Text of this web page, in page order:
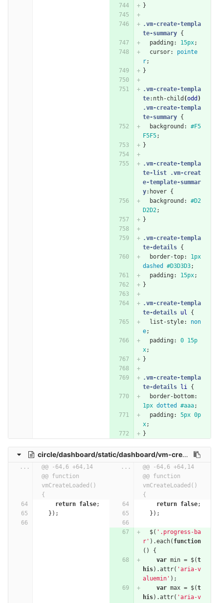
}
.vm-create-templa
te-summary {
padding : 15px;
cursor:
pointe
r;
}
.vm-create-templa
te:nth-child (odd )
.vm-create-templa
te-summary {
background :
#F5
F5F5;
}
.vm-create-templa
te-list
.vm-creat
e-template-summar
y:hover {
background :
#D2
D2D2;
}
.vm-create-templa
te-details {
border-top:
1px
dashed
#D3D3D3;
padding : 15px;
}
.vm-create-templa
te-details ul
{
list-style:
non
e;
padding : 0 15p
x;
}
.vm-create-templa
te-details
li {
border-bottom:
1px dotted #aaa;
padding : 5px 0p
x;
}
circle/dashboard/static/dashboard/vm-create.js
...
@@ -64,6 +64,14
@@ function
vmCreateLoaded()
{
...
@@ -64,6 +64,14
@@ function
vmCreateLoaded()
{
return false; return false;
});
});
$( '.progress-ba
r' ).each( function
()
{
var min = $(t
his).attr( 'aria-v
aluemin' );
var max = $(t
his).attr( 'aria-v